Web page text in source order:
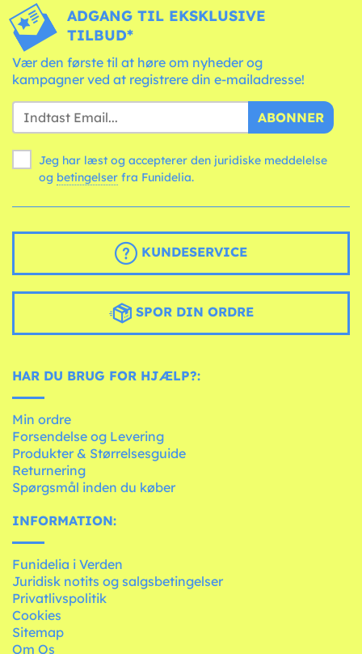
ADGANG TIL EKSKLUSIVE
TILBUD*
Vær den første til at høre om nyheder og
kampagner ved at registrere din e-mailadresse!
ABONNER
Jeg har læst og accepterer den juridiske meddelelse
og betingelser fra Funidelia.
KUNDESERVICE
SPOR DIN ORDRE
HAR DU BRUG FOR HJÆLP?:
Min ordre
Forsendelse og Levering
Produkter & Størrelsesguide
Returnering
Spørgsmål inden du køber
INFORMATION:
Funidelia i Verden
Juridisk notits og salgsbetingelser
Privatlivspolitik
Cookies
Sitemap
Om Os